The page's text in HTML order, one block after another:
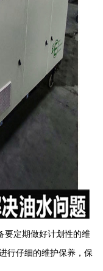
要定期做好计划性的维
行仔细的维护保养，保